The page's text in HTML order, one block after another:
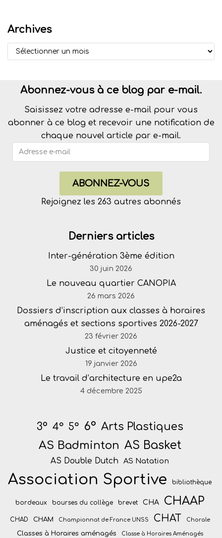
Archives
Abonnez-vous à ce blog par e-mail.
Saisissez votre adresse e-mail pour vous
abonner à ce blog et recevoir une notification de
chaque nouvel article par e-mail.
ABONNEZ-VOUS
Rejoignez les 263 autres abonnés
Derniers articles
Inter-génération 3ème édition
30 juin 2026
Le nouveau quartier CANOPIA
26 mars 2026
Dossiers d’inscription aux classes à horaires
aménagés et sections sportives 2026-2027
23 février 2026
Justice et citoyenneté
19 janvier 2026
Le travail d’architecture en upe2a
4 décembre 2025
3° 4° 5° 6° Arts Plastiques
AS Badminton AS Basket
AS Double Dutch AS Natation
Association Sportive bibliothèque
bordeaux bourses du collège brevet CHA CHAAP
CHAD CHAM Championnat de France UNSS CHAT Chorale
Classes à Horaires aménagés Classe à Horaires Aménagés